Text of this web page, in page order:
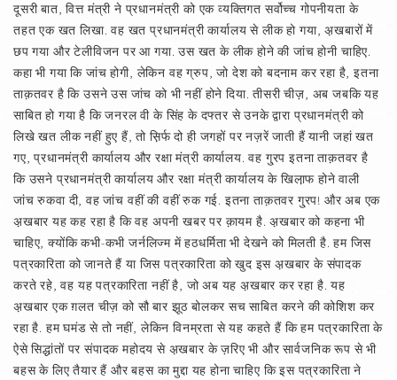
दूसरी बात, वित्त मंत्री ने प्रधानमंत्री को एक व्यक्तिगत सर्वोच्च गोपनीयता के
तहत एक खत लिखा. वह खत प्रधानमंत्री कार्यालय से लीक हो गया, अ़खबारों में
छप गया और टेलीविजन पर आ गया. उस खत के लीक होने की जांच होनी चाहिए.
कहा भी गया कि जांच होगी, लेकिन वह ग्रुप, जो देश को बदनाम कर रहा है, इतना
ताक़तवर है कि उसने उस जांच को भी नहीं होने दिया. तीसरी चीज़, अब जबकि यह
साबित हो गया है कि जनरल वी के सिंह के दफ्तर से उनके द्वारा प्रधानमंत्री को
लिखे खत लीक नहीं हुए हैं, तो स़िर्फ दो ही जगहों पर नज़रें जाती हैं यानी जहां खत
गए, प्रधानमंत्री कार्यालय और रक्षा मंत्री कार्यालय. वह गु्रप इतना ताक़तवर है
कि उसने प्रधानमंत्री कार्यालय और रक्षा मंत्री कार्यालय के खिला़फ होने वाली
जांच रुकवा दी, वह जांच वहीं की वहीं रुक गई. इतना ताक़तवर गु्रप! और अब एक
अ़खबार यह कह रहा है कि वह अपनी खबर पर क़ायम है. अ़खबार को कहना भी
चाहिए, क्योंकि कभी-कभी जर्नलिज्म में हठधर्मिता भी देखने को मिलती है. हम जिस
पत्रकारिता को जानते हैं या जिस पत्रकारिता को खुद इस अ़खबार के संपादक
करते रहे, वह यह पत्रकारिता नहीं है, जो अब यह अ़खबार कर रहा है. यह
अ़खबार एक ग़लत चीज़ को सौ बार झूठ बोलकर सच साबित करने की कोशिश कर
रहा है. हम घमंड से तो नहीं, लेकिन विनम्रता से यह कहते हैं कि हम पत्रकारिता के
ऐसे सिद्धांतों पर संपादक महोदय से अ़खबार के ज़रिए भी और सार्वजनिक रूप से भी
बहस के लिए तैयार हैं और बहस का मुद्दा यह होना चाहिए कि इस पत्रकारिता ने